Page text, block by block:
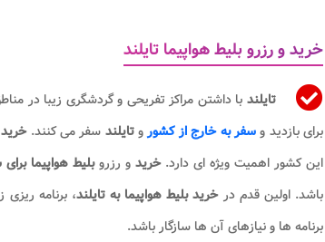
خرید و رزرو بلیط هواپیما تایلند
تایلند با داشتن مراکز تفریحی و گردشگری زیبا در
برای بازدید وسفر به خارج از کشوروتایلند سفر می کنند.
این کشور اهمیت ویژه ای دارد.خرید و رزروبلیط هواپیما
باشد. اولین قدم درخرید بلیط هواپیما به تایلند، برنامه
برنامه ها و نیازهای آن ها سازگار باشد.